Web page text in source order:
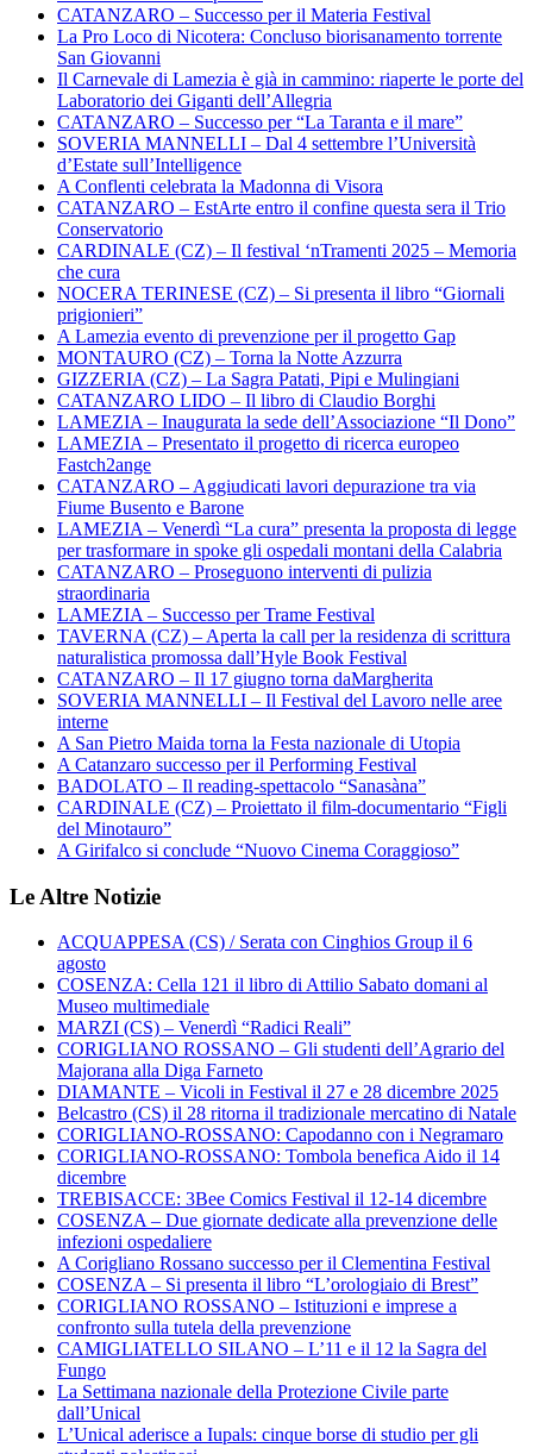
CATANZARO – Successo per il Materia Festival
La Pro Loco di Nicotera: Concluso biorisanamento torrente
San Giovanni
Il Carnevale di Lamezia è già in cammino: riaperte le porte del
Laboratorio dei Giganti dell’Allegria
CATANZARO – Successo per “La Taranta e il mare”
SOVERIA MANNELLI – Dal 4 settembre l’Università
d’Estate sull’Intelligence
A Conflenti celebrata la Madonna di Visora
CATANZARO – EstArte entro il confine questa sera il Trio
Conservatorio
CARDINALE (CZ) – Il festival ‘nTramenti 2025 – Memoria
che cura
NOCERA TERINESE (CZ) – Si presenta il libro “Giornali
prigionieri”
A Lamezia evento di prevenzione per il progetto Gap
MONTAURO (CZ) – Torna la Notte Azzurra
GIZZERIA (CZ) – La Sagra Patati, Pipi e Mulingiani
CATANZARO LIDO – Il libro di Claudio Borghi
LAMEZIA – Inaugurata la sede dell’Associazione “Il Dono”
LAMEZIA – Presentato il progetto di ricerca europeo
Fastch2ange
CATANZARO – Aggiudicati lavori depurazione tra via
Fiume Busento e Barone
LAMEZIA – Venerdì “La cura” presenta la proposta di legge
per trasformare in spoke gli ospedali montani della Calabria
CATANZARO – Proseguono interventi di pulizia
straordinaria
LAMEZIA – Successo per Trame Festival
TAVERNA (CZ) – Aperta la call per la residenza di scrittura
naturalistica promossa dall’Hyle Book Festival
CATANZARO – Il 17 giugno torna daMargherita
SOVERIA MANNELLI – Il Festival del Lavoro nelle aree
interne
A San Pietro Maida torna la Festa nazionale di Utopia
A Catanzaro successo per il Performing Festival
BADOLATO – Il reading-spettacolo “Sanasàna”
CARDINALE (CZ) – Proiettato il film-documentario “Figli
del Minotauro”
A Girifalco si conclude “Nuovo Cinema Coraggioso”
Le Altre Notizie
ACQUAPPESA (CS) / Serata con Cinghios Group il 6
agosto
COSENZA: Cella 121 il libro di Attilio Sabato domani al
Museo multimediale
MARZI (CS) – Venerdì “Radici Reali”
CORIGLIANO ROSSANO – Gli studenti dell’Agrario del
Majorana alla Diga Farneto
DIAMANTE – Vicoli in Festival il 27 e 28 dicembre 2025
Belcastro (CS) il 28 ritorna il tradizionale mercatino di Natale
CORIGLIANO-ROSSANO: Capodanno con i Negramaro
CORIGLIANO-ROSSANO: Tombola benefica Aido il 14
dicembre
TREBISACCE: 3Bee Comics Festival il 12-14 dicembre
COSENZA – Due giornate dedicate alla prevenzione delle
infezioni ospedaliere
A Corigliano Rossano successo per il Clementina Festival
COSENZA – Si presenta il libro “L’orologiaio di Brest”
CORIGLIANO ROSSANO – Istituzioni e imprese a
confronto sulla tutela della prevenzione
CAMIGLIATELLO SILANO – L’11 e il 12 la Sagra del
Fungo
La Settimana nazionale della Protezione Civile parte
dall’Unical
L’Unical aderisce a Iupals: cinque borse di studio per gli